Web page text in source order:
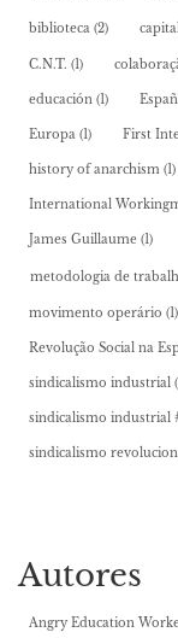
biblioteca (2)
C.N.T. (1)
educación (1)
Europa (1) First
history of anarchism (1)
International
James Guillaume (1)
metodologia de
movimento operário (1)
Revolução Social na
sindicalismo industrial
sindicalismo industrial
sindicalismo
Autores
Angry Education